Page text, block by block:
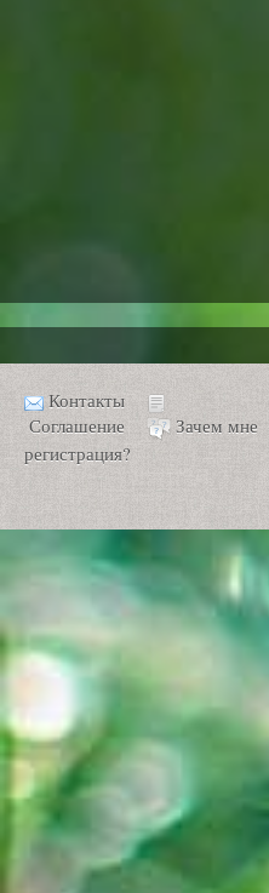
Контакты
Соглашение
Зачем мне
регистрация?